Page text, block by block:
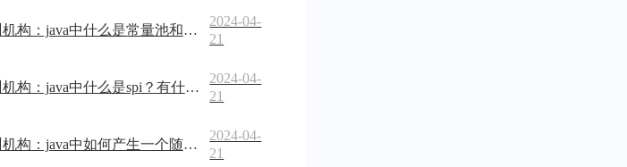
Java培训机构：java中什么是常量池和运行时常量池
2024-04-
21
Java培训机构：java中什么是spi？有什么作用？
2024-04-
21
Java培训机构：java中如何产生一个随机数
2024-04-
21